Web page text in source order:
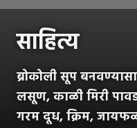
साहित्य
ब्रोकोली सूप
लसूण, काळी मिरी
गरम दूध, क्रिम,